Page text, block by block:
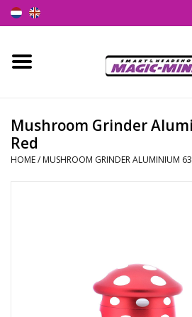
Home
Smartshop
Mushroom Grinder
Red
HOME/ MUSHROOM GRINDER ALUMINIUM